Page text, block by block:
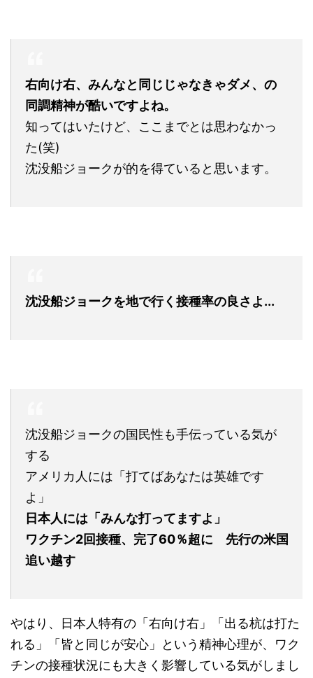
右向け右、みんなと同じじゃなきゃダメ、の
同調精神が酷いですよね。
知ってはいたけど、ここまでとは思わなかっ
た(笑)
沈没船ジョークが的を得ていると思います。
沈没船ジョークを地で行く接種率の良さよ...
沈没船ジョークの国民性も手伝っている気が
する
アメリカ人には「打てばあなたは英雄です
よ」
日本人には「みんな打ってますよ」
ワクチン2回接種、完了60％超に 先行の米国
追い越す
やはり、日本人特有の「右向け右」「出る杭は打た
れる」「皆と同じが安心」という精神心理が、ワク
チンの接種状況にも大きく影響している気がしまし